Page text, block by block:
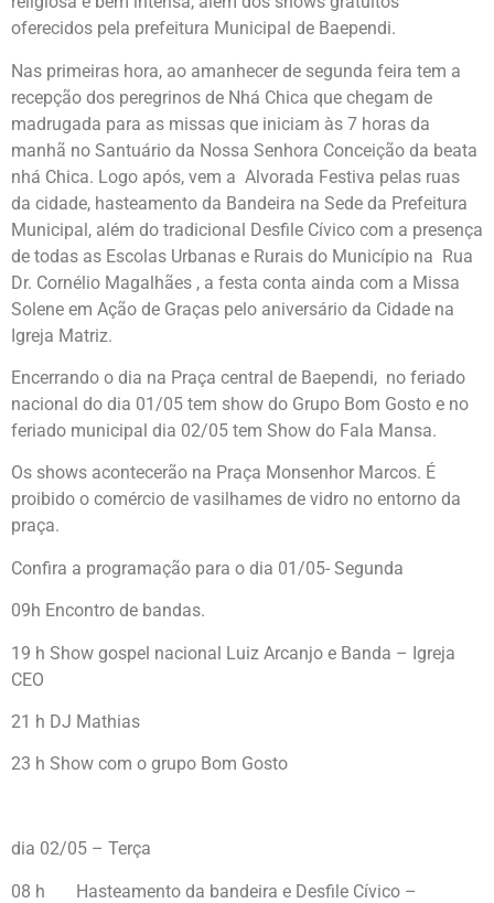
oferecidos pela prefeitura Municipal de Baependi.
Nas primeiras hora, ao amanhecer de segunda feira tem a
recepção dos peregrinos de Nhá Chica que chegam de
madrugada para as missas que iniciam às 7 horas da
manhã no Santuário da Nossa Senhora Conceição da beata
nhá Chica. Logo após, vem a Alvorada Festiva pelas ruas
da cidade, hasteamento da Bandeira na Sede da Prefeitura
Municipal, além do tradicional Desfile Cívico com a presença
de todas as Escolas Urbanas e Rurais do Município na Rua
Dr. Cornélio Magalhães , a festa conta ainda com a Missa
Solene em Ação de Graças pelo aniversário da Cidade na
Igreja Matriz.
Encerrando o dia na Praça central de Baependi, no feriado
nacional do dia 01/05 tem show do Grupo Bom Gosto e no
feriado municipal dia 02/05 tem Show do Fala Mansa.
Os shows acontecerão na Praça Monsenhor Marcos. É
proibido o comércio de vasilhames de vidro no entorno da
praça.
Confira a programação para o dia 01/05- Segunda
09h Encontro de bandas.
19 h Show gospel nacional Luiz Arcanjo e Banda – Igreja
CEO
21 h DJ Mathias
23 h Show com o grupo Bom Gosto
dia 02/05 – Terça
08 h Hasteamento da bandeira e Desfile Cívico –